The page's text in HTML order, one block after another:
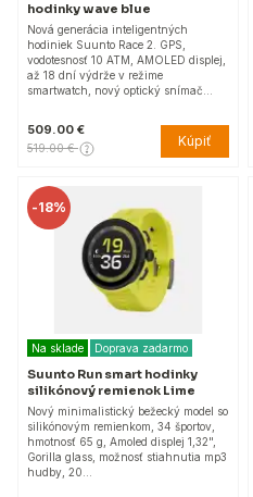
hodinky wave blue
Nová generácia inteligentných
hodiniek Suunto Race 2. GPS,
vodotesnosť 10 ATM, AMOLED displej,
až 18 dní výdrže v režime
smartwatch, nový optický snímač…
509.00 €
519.00 € Kúpiť
-18%
Na sklade Doprava zadarmo
Suunto Run smart hodinky
silikónový remienok Lime
Nový minimalistický bežecký model so
silikónovým remienkom, 34 športov,
hmotnosť 65 g, Amoled displej 1,32",
Gorilla glass, možnosť stiahnutia mp3
hudby, 20…